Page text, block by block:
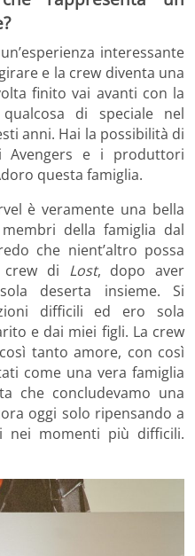
interessante
e la crew diventa una
finito vai avanti con la
di speciale nel
anni. Hai la possibilità di
Avengers e i produttori
questa famiglia.
è veramente una bella
della famiglia dal
che nient’altro possa
crew di Lost, dopo aver
deserta insieme. Si
difficili ed ero sola
e dai miei figli. La crew
tanto amore, con così
come una vera famiglia
che concludevamo una
oggi solo ripensando a
nei momenti più difficili.